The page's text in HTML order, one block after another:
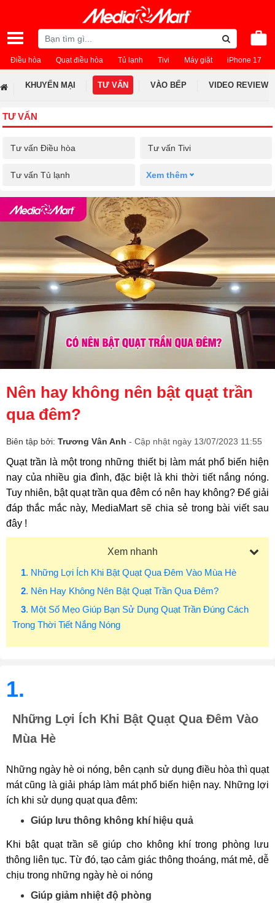
Điều hòa Quạt điều hòa Tủ lạnh Tivi Máy giặt iPhone 17
KHUYẾN MẠI TƯ VẤN VÀO BẾP VIDEO REVIEW
TƯ VẤN
Tư vấn Điều hòa Tư vấn Tivi
Tư vấn Tủ lạnh Xem thêm
Nên hay không nên bật quạt trần
qua đêm?
Biên tập bởi: Trương Vân Anh - Cập nhật ngày 13/07/2023 11:55
Quạt trần là một trong những thiết bị làm mát phổ biến hiện
nay của nhiều gia đình, đặc biệt là khi thời tiết nắng nóng.
Tuy nhiên, bật quạt trần qua đêm có nên hay không? Để giải
đáp thắc mắc này, MediaMart sẽ chia sẻ trong bài viết sau
đây !
Xem nhanh
1. Những Lợi Ích Khi Bật Quạt Qua Đêm Vào Mùa Hè
2. Nên Hay Không Nên Bật Quạt Trần Qua Đêm?
3. Một Số Mẹo Giúp Bạn Sử Dụng Quạt Trần Đúng Cách
Trong Thời Tiết Nắng Nóng
1.
Những Lợi Ích Khi Bật Quạt Qua Đêm Vào
Mùa Hè
Những ngày hè oi nóng, bên cạnh sử dụng điều hòa thì quạt
mát cũng là giải pháp làm mát phổ biến hiện nay. Những lợi
ích khi sử dụng quạt qua đêm:
Giúp lưu thông không khí hiệu quả
Khi bật quạt trần sẽ giúp cho không khí trong phòng lưu
thông liên tục. Từ đó, tạo cảm giác thông thoáng, mát mẻ, dễ
chịu trong những ngày hè oi nóng
Giúp giảm nhiệt độ phòng